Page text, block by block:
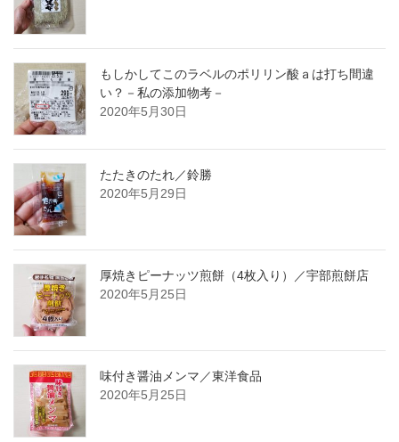
もしかしてこのラベルのポリリン酸ａは打ち間違
い？－私の添加物考－
2020年5月30日
たたきのたれ／鈴勝
2020年5月29日
厚焼きピーナッツ煎餅（4枚入り）／宇部煎餅店
2020年5月25日
味付き醤油メンマ／東洋食品
2020年5月25日